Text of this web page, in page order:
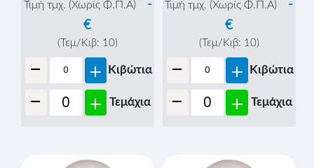
Τιμή τμχ. (Χωρίς Φ.Π.Α)
-
€
(Τεμ/Κιβ: 10)
- + Κιβώτια
- + Τεμάχια
Τιμή τμχ. (Χωρίς Φ.Π.Α)
-
€
(Τεμ/Κιβ: 10)
- + Κιβώτια
- + Τεμάχια